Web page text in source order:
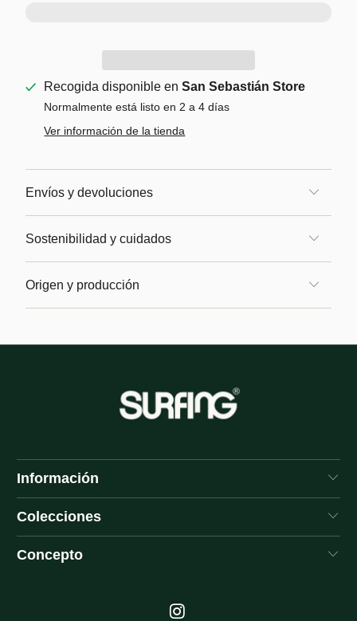
Recogida disponible enSan Sebastián Store
Normalmente está listo en 2 a 4 días
Ver información de la tienda
Envíos y devoluciones
Sostenibilidad y cuidados
Origen y producción
Información
Colecciones
Concepto